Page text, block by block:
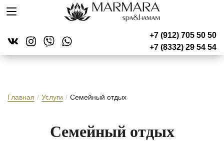
+7 (912) 705 50 50
+7 (8332) 29 54 54
Главная / Услуги / Семейный отдых
Се­мей­ный от­дых